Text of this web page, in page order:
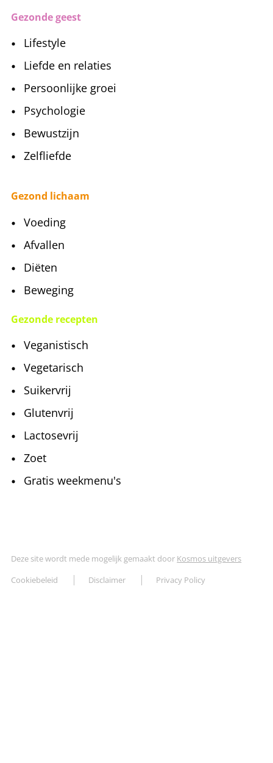
Gezonde geest
Lifestyle
Liefde en relaties
Persoonlijke groei
Psychologie
Bewustzijn
Zelfliefde
Gezond lichaam
Voeding
Afvallen
Diëten
Beweging
Gezonde recepten
Veganistisch
Vegetarisch
Suikervrij
Glutenvrij
Lactosevrij
Zoet
Gratis weekmenu's
Deze site wordt mede mogelijk gemaakt door Kosmos uitgevers
Cookiebeleid Disclaimer Privacy Policy